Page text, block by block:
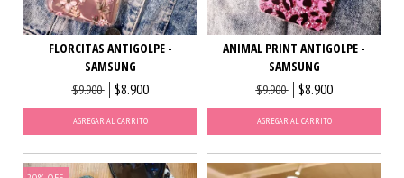
FLORCITAS ANTIGOLPE -
SAMSUNG
$9.900 $8.900
AGREGAR AL CARRITO
ANIMAL PRINT ANTIGOLPE -
SAMSUNG
$9.900 $8.900
AGREGAR AL CARRITO